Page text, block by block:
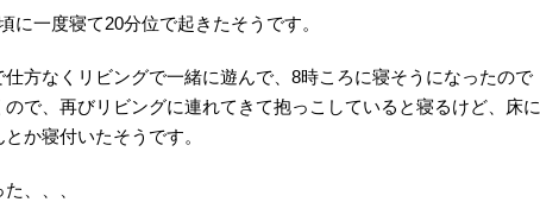
一度寝て20分位で起きたそうです。
方なくリビングで一緒に遊んで、8時ころに寝そうになったので
で、再びリビングに連れてきて抱っこしていると寝るけど、床に
か寝付いたそうです。
、、、